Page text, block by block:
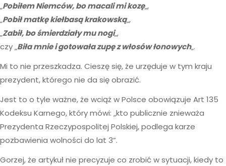
„Pobiłem Niemców, bo macali mi kozę„,
„Pobił matkę kiełbasą krakowską„,
„Zabił, bo śmierdziały mu nogi„,
czy „Biła mnie i gotowała zupę z włosów łonowych„.
Mi to nie przeszkadza. Cieszę się, że urzęduje w tym kraju
prezydent, którego nie da się obrazić.
Jest to o tyle ważne, że wciąż w Polsce obowiązuje Art 135
Kodeksu Karnego, który mówi: „kto publicznie znieważa
Prezydenta Rzeczypospolitej Polskiej, podlega karze
pozbawienia wolności do lat 3”.
Gorzej, że artykuł nie precyzuje co zrobić w sytuacji, kiedy to